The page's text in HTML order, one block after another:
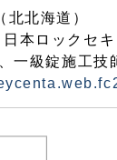
北海道）
本ロックセ
一級錠施工技